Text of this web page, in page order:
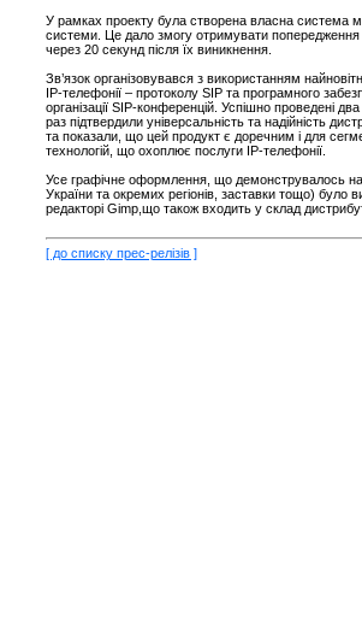
У рамках проекту була створена власна система
системи. Це дало змогу отримувати попередження
через 20 секунд після їх виникнення.
Зв’язок організовувався з використанням
IP-телефонії – протоколу SIP та програмного
організації SIP-конференцій. Успішно проведені
раз підтвердили універсальність та надійність
та показали, що цей продукт є доречним і для
технологій, що охоплює послуги IP-телефонії.
Усе графічне оформлення, що демонструвалось
України та окремих регіонів, заставки тощо) було
редакторі Gimp,що також входить у склад
[ до списку прес-релізів ]